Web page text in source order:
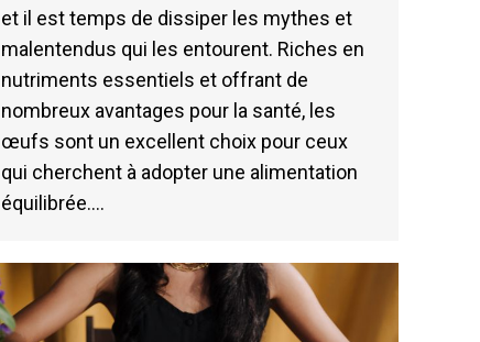
et il est temps de dissiper les mythes et
malentendus qui les entourent. Riches en
nutriments essentiels et offrant de
nombreux avantages pour la santé, les
œufs sont un excellent choix pour ceux
qui cherchent à adopter une alimentation
équilibrée.…